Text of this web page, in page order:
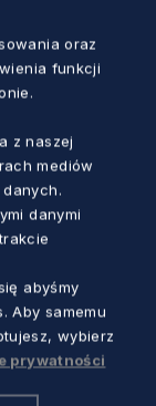
swoje
oraz
funkcji
z naszej
mediów
danymi
abyśmy
Aby samemu
wybierz
prywatności